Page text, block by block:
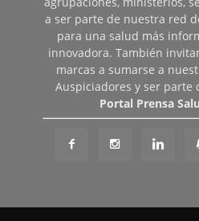
a ser parte de nuestra red
para una salud más
innovadora. También
marcas a sumarse a
Auspiciadores y ser parte
Portal Prensa